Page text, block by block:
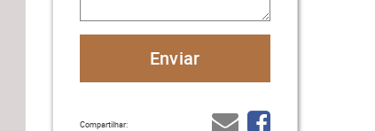
Compartilhar: